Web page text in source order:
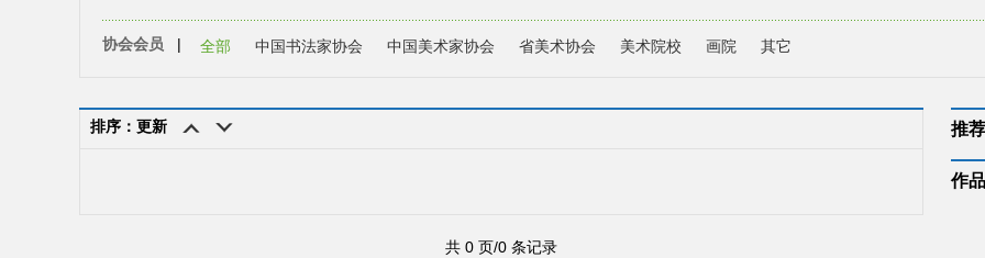
协会会员 | 全部 中国书法家协会 中国美术家协会 省美术协会 美术院校 画院 其它
排序：更新
共 0 页/0 条记录
推
作